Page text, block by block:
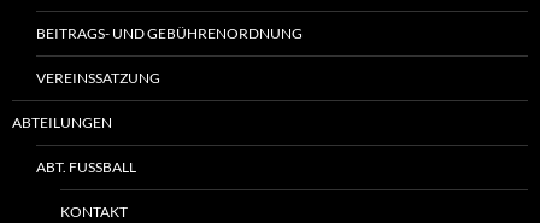
BEITRAGS- UND GEBÜHRENORDNUNG
VEREINSSATZUNG
ABTEILUNGEN
ABT. FUSSBALL
KONTAKT